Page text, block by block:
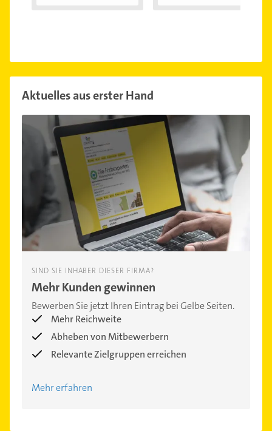
Aktuelles aus erster Hand
SIND SIE INHABER DIESER FIRMA?
Mehr Kunden gewinnen
Bewerben Sie jetzt Ihren Eintrag bei Gelbe Seiten.
Mehr Reichweite
Abheben von Mitbewerbern
Relevante Zielgruppen erreichen
Mehr erfahren